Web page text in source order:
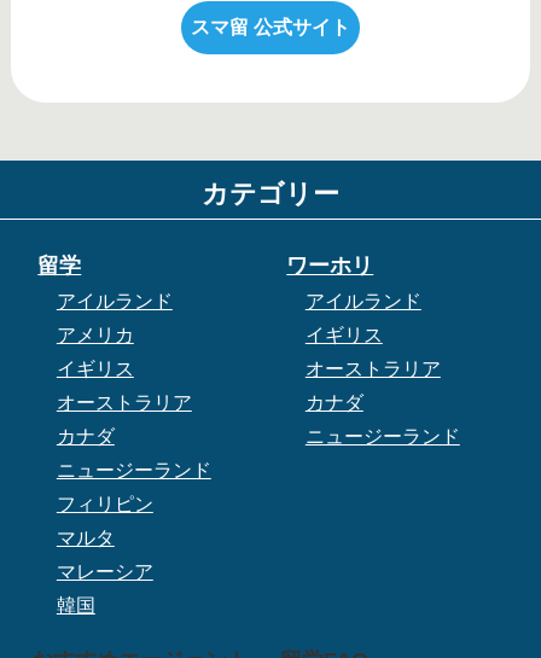
スマ留 公式サイト
カテゴリー
留学
アイルランド
アメリカ
イギリス
オーストラリア
カナダ
ニュージーランド
フィリピン
マルタ
マレーシア
韓国
ワーホリ
アイルランド
イギリス
オーストラリア
カナダ
ニュージーランド